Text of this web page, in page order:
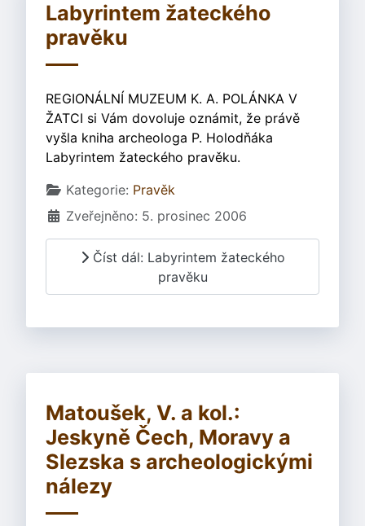
Labyrintem žateckého
pravěku
REGIONÁLNÍ MUZEUM K. A. POLÁNKA V
ŽATCI si Vám dovoluje oznámit, že právě
vyšla kniha archeologa P. Holodňáka
Labyrintem žateckého pravěku.
Základní údaje
Kategorie: Pravěk
Zveřejněno: 5. prosinec 2006
Číst dál: Labyrintem žateckého
pravěku
Matoušek, V. a kol.:
Jeskyně Čech, Moravy a
Slezska s archeologickými
nálezy